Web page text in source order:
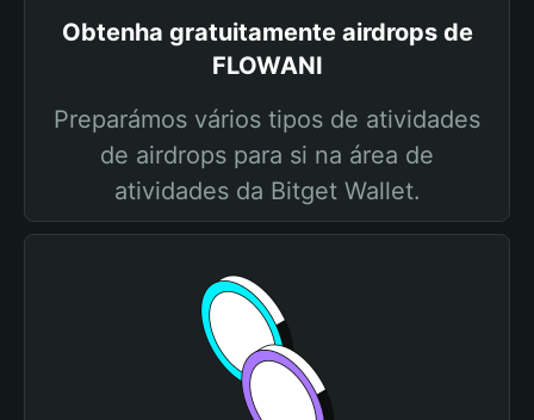
Obtenha gratuitamente airdrops de
FLOWANI
Preparámos vários tipos de atividades
de airdrops para si na área de
atividades da Bitget Wallet.